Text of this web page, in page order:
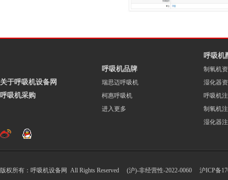
关于呼吸机设备网
呼吸机采购
呼吸机品牌
瑞思迈呼吸机
柯惠呼吸机
进入更多
呼吸机
制氧机
湿化器
呼吸机
制氧机
湿化器
版权所有：呼吸机设备网 All Rights Reserved (沪)-非经营性-2022-0060 沪ICP备